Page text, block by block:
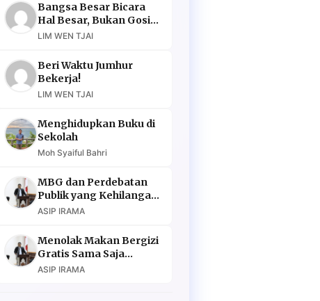
Bangsa Besar Bicara
Hal Besar, Bukan Gosip
Murahan
LIM WEN TJAI
Beri Waktu Jumhur
Bekerja!
LIM WEN TJAI
Menghidupkan Buku di
Sekolah
Moh Syaiful Bahri
MBG dan Perdebatan
Publik yang Kehilangan
Argumen
ASIP IRAMA
Menolak Makan Bergizi
Gratis Sama Saja
Menolak Masa Depan
ASIP IRAMA